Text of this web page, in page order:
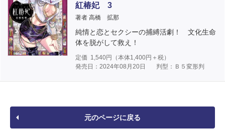
紅椿妃 3
著者 高橋 拡那
純情と恋とセクシーの捕縛活劇！ 文化生命
体を脱がして救え！
定価 1,540円（本体1,400円＋税）
発売日：2024年08月20日
判型：Ｂ５変形判
元のページに戻る